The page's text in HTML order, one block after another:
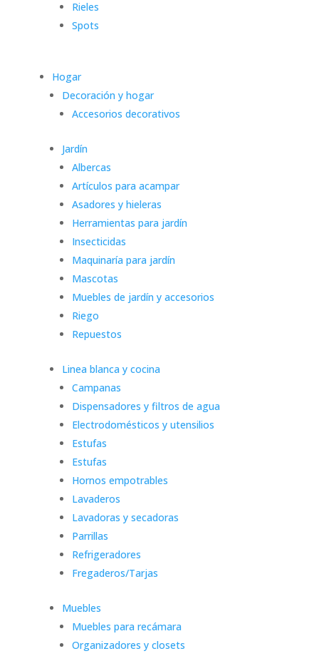
Rieles
Spots
Hogar
Decoración y hogar
Accesorios decorativos
Jardín
Albercas
Artículos para acampar
Asadores y hieleras
Herramientas para jardín
Insecticidas
Maquinaría para jardín
Mascotas
Muebles de jardín y accesorios
Riego
Repuestos
Linea blanca y cocina
Campanas
Dispensadores y filtros de agua
Electrodomésticos y utensilios
Estufas
Estufas
Hornos empotrables
Lavaderos
Lavadoras y secadoras
Parrillas
Refrigeradores
Fregaderos/Tarjas
Muebles
Muebles para recámara
Organizadores y closets